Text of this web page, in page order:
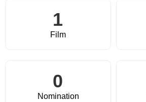
1
Film
0
Nomination